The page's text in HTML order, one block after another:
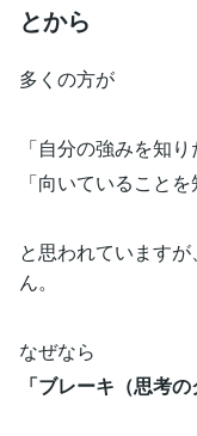
とから
多くの方が
「自分の強みを知り
「向いていることを
と思われています
ん。
なぜなら
「ブレーキ（思考